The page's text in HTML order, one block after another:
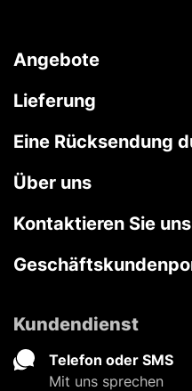
Angebote
Lieferung
Eine Rücksendung
Über uns
Kontaktieren Sie uns
Kundendienst
Telefon oder SMS
Mit uns sprechen